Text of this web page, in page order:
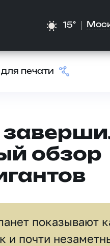
15°
печати
обзор
показывают
и почти